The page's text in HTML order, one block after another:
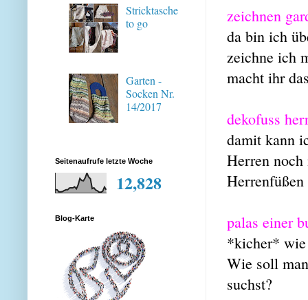
zeichnen
da bin ich
zeichne ich
macht ihr
dekofuss
damit kann
Herren
palas einer
*kicher* wie
Wie soll
suchst?
Stricktasche
to go
Garten -
Socken Nr.
14/2017
Seitenaufrufe letzte Woche
12,828
Blog-Karte